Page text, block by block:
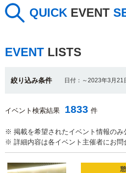
QUICK EVENT
EVENT LISTS
絞り込み条件 日付：～2023年3月21
イベント検索結果 1833 件
※ 掲載を希望されたイベント情報のみ
※ 詳細内容は各イベント主催者にお問